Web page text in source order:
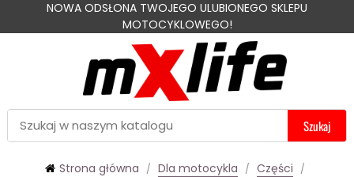
NOWA ODSŁONA TWOJEGO ULUBIONEGO SKLEPU
MOTOCYKLOWEGO!
Szukaj
Strona główna Dla motocykla
Części